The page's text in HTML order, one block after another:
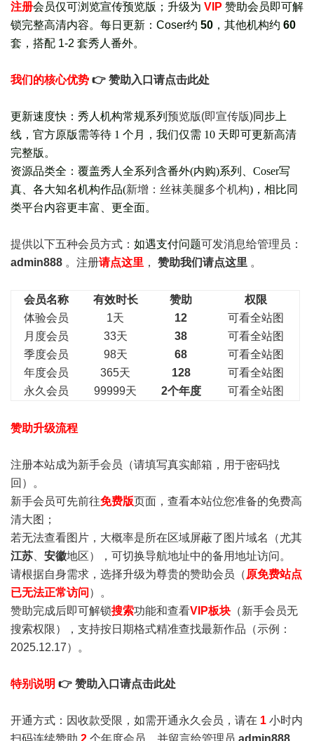
注册会员仅可浏览宣传预览版 ； 升级为 VIP 赞助会员即可解
锁完整高清内容。每日更新： Coser约 50 ，其他机构约 60
套， 搭配 1-2 套秀人番外。
我们的核心优势 👉 赞助入口请点击此处
更新速度快：秀人机构常规系列 预览版(即宣传版)同步上
线，官方原版需等待 1 个月，我们仅需 10 天即可更新高清
完整版。
资源品类全：覆盖秀人全系列含番外(内购)系列、Coser写
真、各大知名机构作品(新增：丝袜美腿多个机构)，相比同
类平台内容更丰富、更全面。
提供以下五种会员方式： 如遇支付问题可发消息给管理员：
admin888 。注册请点这里 ， 赞助我们请点这里 。
会员名称 有效时长 赞助
权限
体验会员
1天 12
可看全站图
月度会员
33天 38
可看全站图
季度会员
98天 68
可看全站图
年度会员
365天 128
可看全站图
永久会员
99999天 2个年度 可看全站图
赞助升级流程
注册本站成为新手会员 （请填写真实邮箱，用于密码找
回）。
新手会员可先前往免费版页面，查看本站位您准备的免费高
清大图；
若无法查看图片，大概率是所在区域屏蔽了图片域名（尤其
江苏
安徽地区），可切换导航地址中的备用地址访问。
请根据自身需求，选择升级为尊贵的赞助会员（ 原免费站点
已无法正常访问 ）。
赞助完成后即可解锁搜索功能和查看VIP板块 （新手会员无
搜索权限），支持按日期格式精准查找最新作品（示例：
2025.12.17）。
特别说明 👉 赞助入口请点击此处
开通方式：因收款受限，如需开通永久会员，请在 1 小时内
扫码连续赞助 2 个年度会员，并留言给管理员 admin888